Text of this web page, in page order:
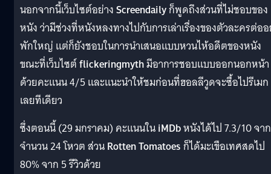
นอกจากนี้เว็บไซต์อย่างScreendailyก็พูดถึงส่วนที่ไม่ชอบของ
หนัง ว่ามีช่วงที่หนังหลงทางไปกับการเล่าเรื่องของตัวละครต่อ
พักใหญ่ แต่ก็ยังชอบในการนำเสนอแบบหวนไห้อดีตของหนัง
ขณะที่เว็บไซต์flickeringmythมีอาการชอบแบบออกนอกหน้า
ด้วยคะแนน 4/5 และแนะนำให้ชมก่อนที่ฮอลลีวูดจะซื้อไปรีเมก
เลยทีเดียว
ซึ่งตอนนี้ (29 มกราคม) คะแนนในiMDbหนังได้ไป 7.3/10 จาก
จำนวน 24 โหวต ส่วนRotten Tomatoesก็ได้มะเขือเทศสดไป
80% จาก 5 รีวิวด้วย